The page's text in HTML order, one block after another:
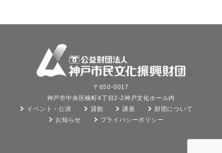
〒650-0017
神戸市中央区楠町4丁目2-2神戸文化ホール内
イベント・公演
貸館 講座
財団について
お知らせ
プライバシーポリシー